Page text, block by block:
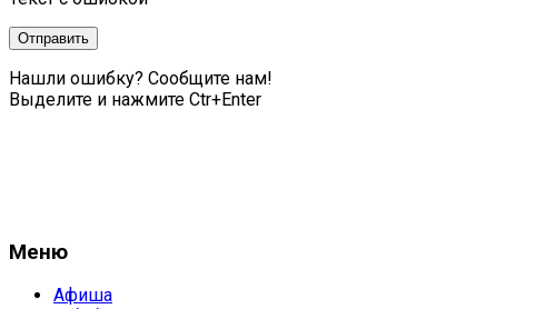
Нашли ошибку? Сообщите нам!
Выделите и нажмите Ctr+Enter
Меню
Афиша